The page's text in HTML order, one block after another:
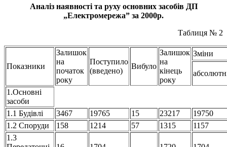
Аналіз наявності та руху основних засобів ДП
„Електромережа” за 2000р.
Таблиця № 2
Показники
Залишок
на
початок
року
Поступило
(введено)
Вибуло
Залишок
на
кінець
року
Зміни
1.Основні
засоби
1.1 Будівлі
3467 19765 15 23217
19750
1.2 Споруди
158 1214 57 1315
1157
1.3